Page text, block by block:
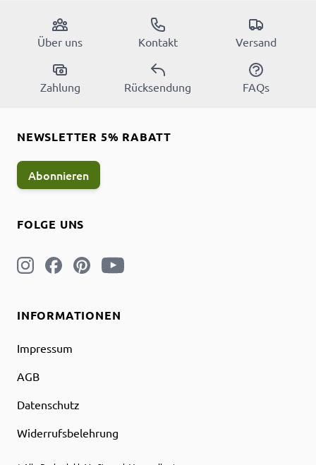
Über uns Kontakt Versand
Zahlung Rücksendung FAQs
INFORMATIONEN
Impressum
AGB
Datenschutz
Widerrufsbelehrung
FOLGE UNS
NEWSLETTER 5% RABATT
Abonnieren